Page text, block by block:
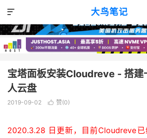
大鸟笔记

宝塔面板
宝塔面板安装Cloudreve - 搭建
人云盘
2019-09-02  赞(0)
2020.3.28 日更新，目前Cloudreve